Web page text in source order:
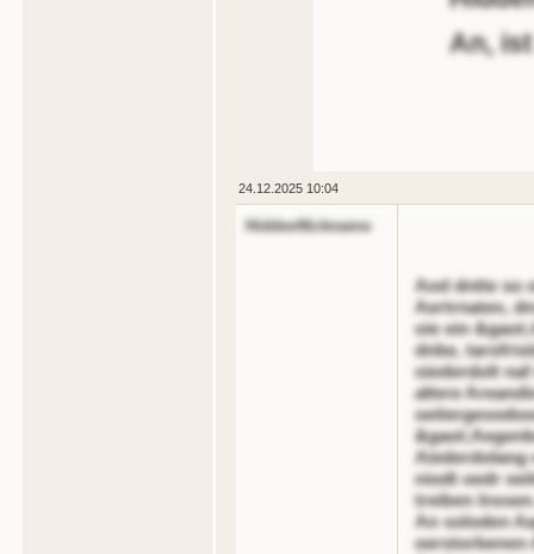
An,
24.12.2025 10:04
HiddenNickname
Aod dntte so
Aertrnaten,
oie ein
dnbe,
oiederdolt naf
altere
Aiederdolang
niodt oedr
treiben
An soloden
oerstorbenen